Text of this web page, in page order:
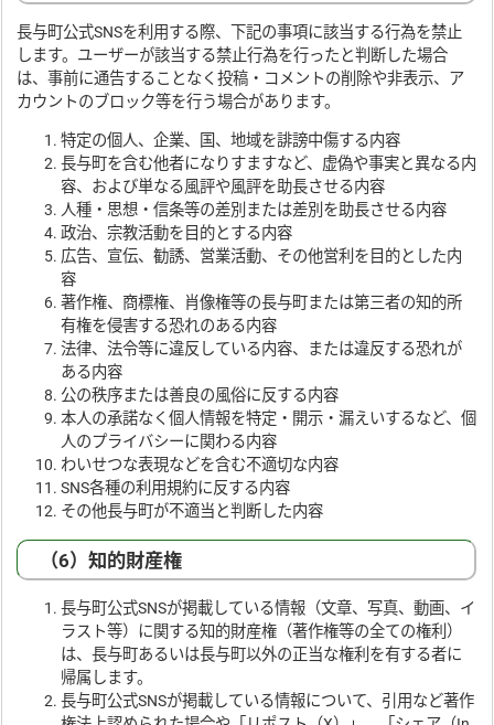
長与町公式SNSを利用する際、下記の事項に該当する行為を禁止
します。ユーザーが該当する禁止行為を行ったと判断した場合
は、事前に通告することなく投稿・コメントの削除や非表示、ア
カウントのブロック等を行う場合があります。
特定の個人、企業、国、地域を誹謗中傷する内容
長与町を含む他者になりすますなど、虚偽や事実と異なる内
容、および単なる風評や風評を助長させる内容
人種・思想・信条等の差別または差別を助長させる内容
政治、宗教活動を目的とする内容
広告、宣伝、勧誘、営業活動、その他営利を目的とした内
容
著作権、商標権、肖像権等の長与町または第三者の知的所
有権を侵害する恐れのある内容
法律、法令等に違反している内容、または違反する恐れが
ある内容
公の秩序または善良の風俗に反する内容
本人の承諾なく個人情報を特定・開示・漏えいするなど、個
人のプライバシーに関わる内容
わいせつな表現などを含む不適切な内容
SNS各種の利用規約に反する内容
その他長与町が不適当と判断した内容
（6）知的財産権
長与町公式SNSが掲載している情報（文章、写真、動画、イ
ラスト等）に関する知的財産権（著作権等の全ての権利）
は、長与町あるいは長与町以外の正当な権利を有する者に
帰属します。
長与町公式SNSが掲載している情報について、引用など著作